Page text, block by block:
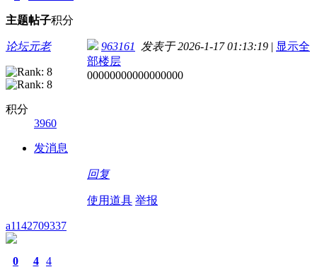
主题帖子积分
论坛元老
积分
3960
发消息
963161 发表于 2026-1-17 01:13:19 | 显示全
部楼层
00000000000000000
回复
使用道具 举报
a1142709337
0 4 4